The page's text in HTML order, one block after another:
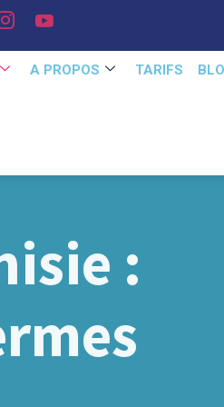
A PROPOS TARIFS
: